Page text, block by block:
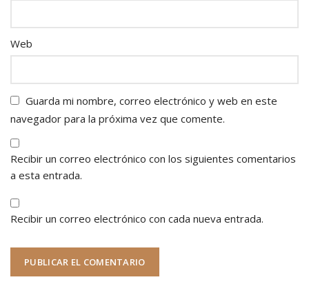
Web
Guarda mi nombre, correo electrónico y web en este
navegador para la próxima vez que comente.
Recibir un correo electrónico con los siguientes comentarios
a esta entrada.
Recibir un correo electrónico con cada nueva entrada.